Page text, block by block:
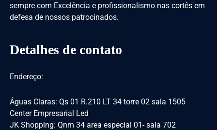
sempre com Excelência e profissionalismo nas cortês em
defesa de nossos patrocinados.
Detalhes de contato
Endereço:
Águas Claras: Qs 01 R.210 LT 34 torre 02 sala 1505
Center Empresarial Led
JK Shopping: Qnm 34 area especial 01- sala 702